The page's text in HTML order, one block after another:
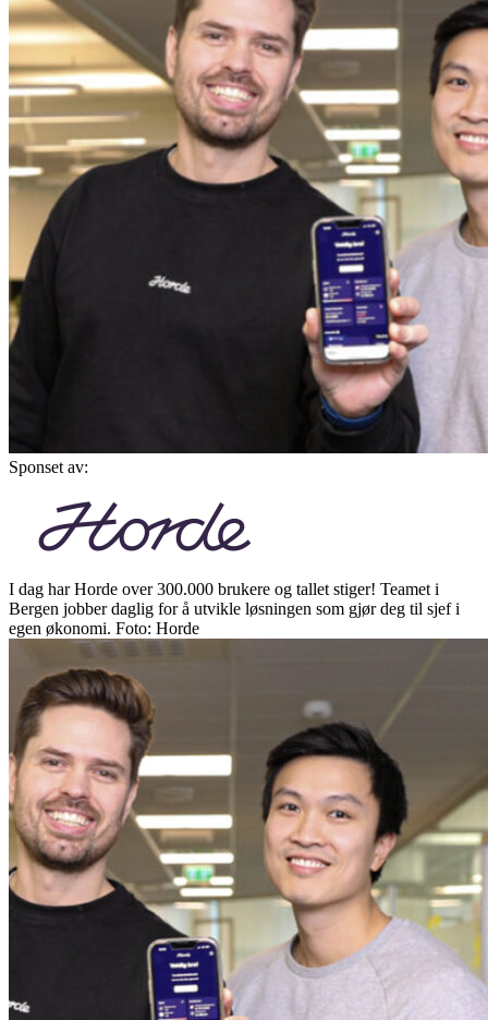
Sponset av:
I dag har Horde over 300.000 brukere og tallet stiger! Teamet i
Bergen jobber daglig for å utvikle løsningen som gjør deg til sjef i
egen økonomi. Foto: Horde